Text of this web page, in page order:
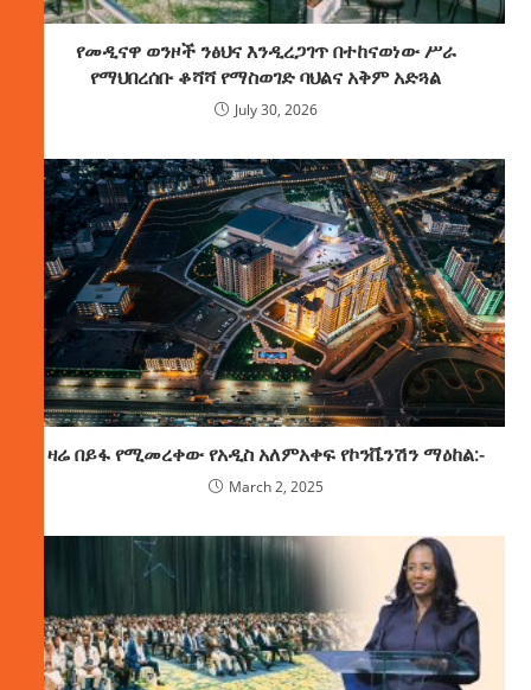
የመዲናዋ ወንዞች ንፅህና እንዲረጋገጥ በተከናወነው ሥራ
የማህበረሰቡ ቆሻሻ የማስወገድ ባህልና አቅም አድጓል
July 30, 2026
ዛሬ በይፋ የሚመረቀው የአዲስ አለምአቀፍ የኮንቬንሽን ማዕከል:-
March 2, 2025